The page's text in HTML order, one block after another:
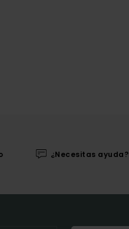
¿Necesitas ayuda?